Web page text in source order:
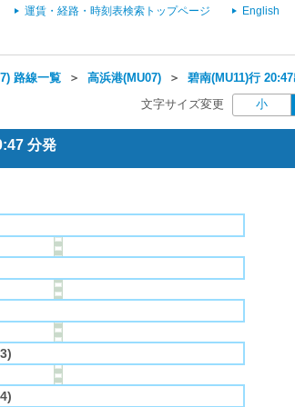
運賃・経路・時刻表検索トップページ English
路線一覧 ＞ 高浜港(MU07) ＞ 碧南(MU11)行
文字サイズ変更 小
分発